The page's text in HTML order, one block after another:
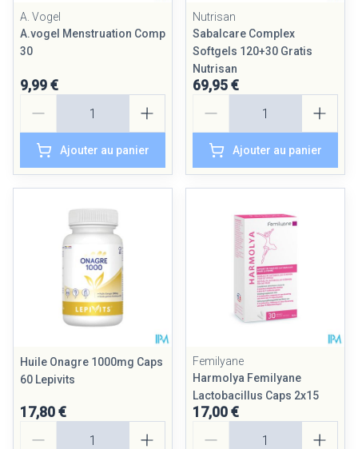
A. Vogel
A.vogel Menstruation Comp
30
9,99 €
Ajouter au panier
Nutrisan
Sabalcare Complex
Softgels 120+30 Gratis
Nutrisan
69,95 €
Ajouter au panier
Huile Onagre 1000mg Caps
60 Lepivits
17,80 €
Femilyane
Harmolya Femilyane
Lactobacillus Caps 2x15
17,00 €